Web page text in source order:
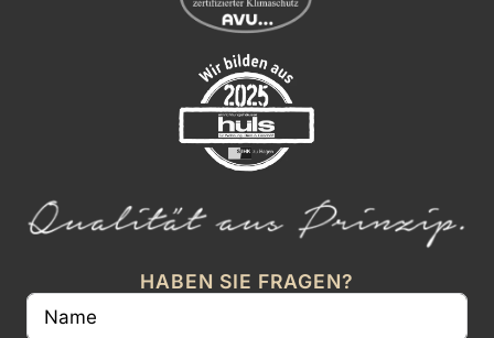
HABEN SIE FRAGEN?